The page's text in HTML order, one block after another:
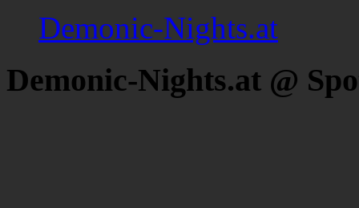
Demonic-Nights.at
Demonic-Nights.at @